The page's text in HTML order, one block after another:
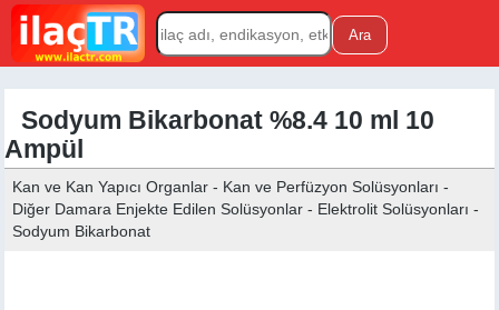
Sodyum Bikarbonat %8.4 10 ml 10
Ampül
Kan ve Kan Yapıcı Organlar - Kan ve Perfüzyon Solüsyonları -
Diğer Damara Enjekte Edilen Solüsyonlar - Elektrolit Solüsyonları -
Sodyum Bikarbonat